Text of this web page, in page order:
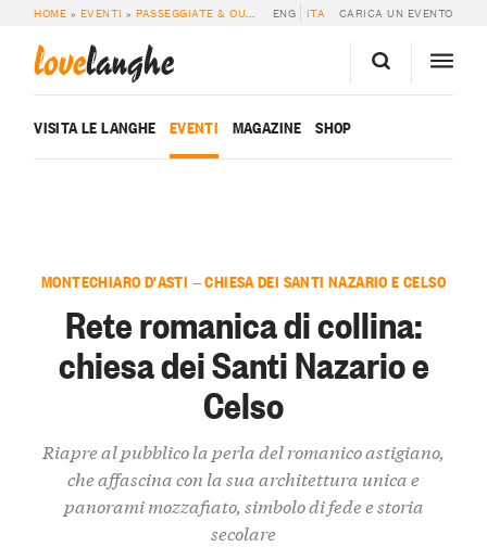
HOME » EVENTI »PASSEGGIATE & OUTDOOR » RETE ROMANICA DI COLLINA:
ENG ITA CARICA UN EVENTO
lovelanghe
VISITA LE LANGHE EVENTI MAGAZINE SHOP
MONTECHIARO D'ASTI — CHIESA DEI SANTI NAZARIO E CELSO
Rete romanica di collina:
chiesa dei Santi Nazario e
Celso
Riapre al pubblico la perla del romanico astigiano,
che affascina con la sua architettura unica e
panorami mozzafiato, simbolo di fede e storia
secolare